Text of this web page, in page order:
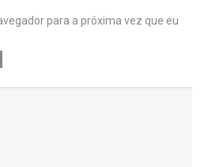
para a próxima vez que eu